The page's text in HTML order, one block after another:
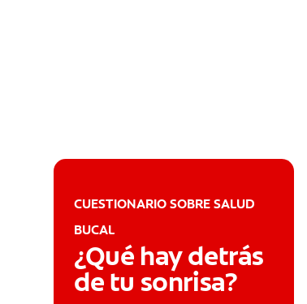
CUESTIONARIO SOBRE SALUD
BUCAL
¿Qué hay detrás
de tu sonrisa?